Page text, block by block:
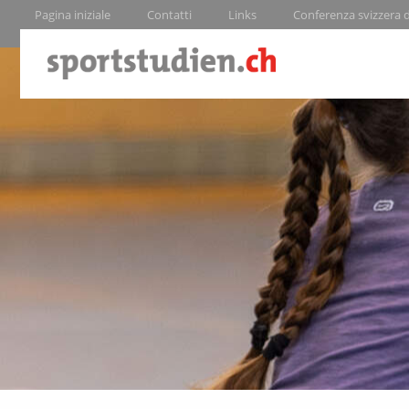
Pagina iniziale Contatti Links Conferenza